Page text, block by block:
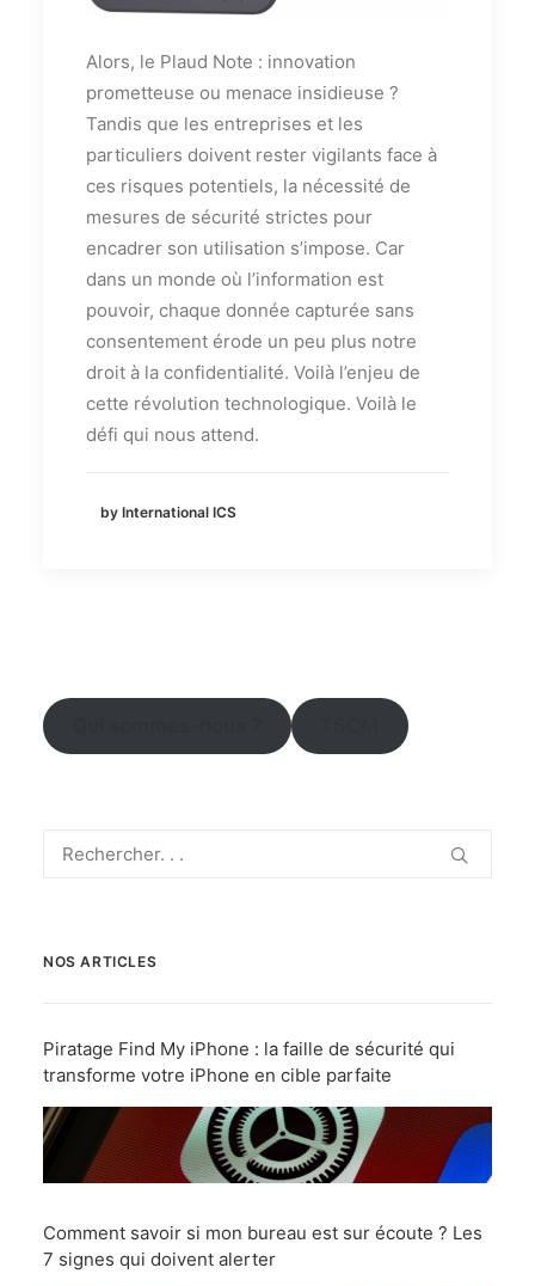
Alors, le Plaud Note : innovation
prometteuse ou menace insidieuse ?
Tandis que les entreprises et les
particuliers doivent rester vigilants face à
ces risques potentiels, la nécessité de
mesures de sécurité strictes pour
encadrer son utilisation s’impose. Car
dans un monde où l’information est
pouvoir, chaque donnée capturée sans
consentement érode un peu plus notre
droit à la confidentialité. Voilà l’enjeu de
cette révolution technologique. Voilà le
défi qui nous attend.
by International ICS
NOS ARTICLES
Piratage Find My iPhone : la faille de sécurité qui
transforme votre iPhone en cible parfaite
Comment savoir si mon bureau est sur écoute ? Les
7 signes qui doivent alerter